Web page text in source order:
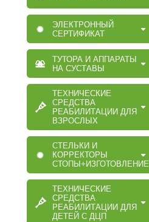
ЭЛЕКТРОННЫЙ
СЕРТИФИКАТ
ТУТОРА И АППАРАТЫ
НА СУСТАВЫ
ТЕХНИЧЕСКИЕ
СРЕДСТВА
РЕАБИЛИТАЦИИ ДЛЯ
ВЗРОСЛЫХ
СТЕЛЬКИ И
КОРРЕКТОРЫ
СТОПЫ+ИЗГОТОВЛЕНИЕ
ТЕХНИЧЕСКИЕ
СРЕДСТВА
РЕАБИЛИТАЦИИ ДЛЯ
ДЕТЕЙ С ДЦП